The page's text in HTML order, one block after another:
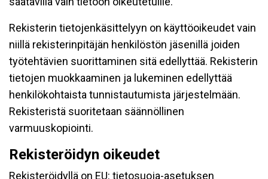
Rekisterin tietojenkäsittelyyn on käyttöoikeudet vain
niillä rekisterinpitäjän henkilöstön jäsenillä joiden
työtehtävien suorittaminen sitä edellyttää. Rekisterin
tietojen muokkaaminen ja lukeminen edellyttää
henkilökohtaista tunnistautumista järjestelmään.
Rekisteristä suoritetaan säännöllinen
varmuuskopiointi.
Rekisteröidyn oikeudet
Rekisteröidyllä on EU: tietosuoja-asetuksen